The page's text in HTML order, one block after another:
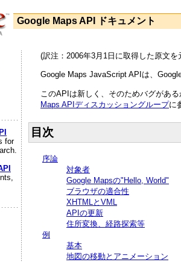
Google Maps API ドキュメント
for
(訳注：2006年3月1日に取得した原文
Google Maps JavaScript APIは、
このAPIは新しく、そのためバグがあ
Maps APIディスカッショングループに
目次
序論
対象者
Google Mapsの"Hello, World"
ブラウザの適合性
XHTMLとVML
APIの更新
住所変換、経路探索等
例
基本
地図の移動とアニメーション